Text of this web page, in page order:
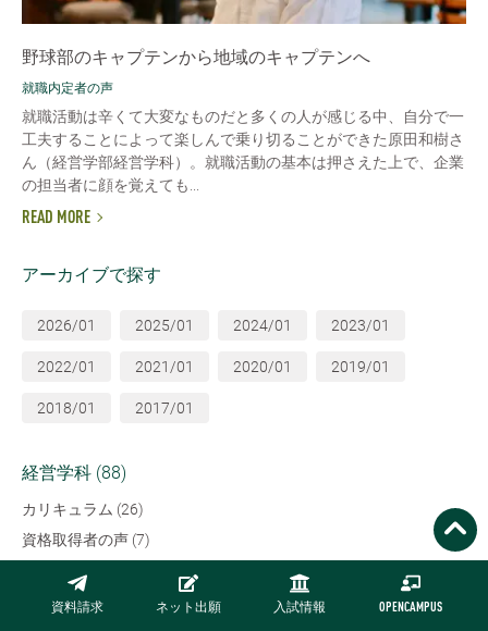
資料請求 ネット出願 入試情報 OPENCAMPUS
野球部のキャプテンから地域のキャプテンへ
就職内定者の声
就職活動は辛くて大変なものだと多くの人が感じる中、自分で一
工夫することによって楽しんで乗り切ることができた原田和樹さ
ん（経営学部経営学科）。就職活動の基本は押さえた上で、企業
の担当者に顔を覚えても...
READ MORE
アーカイブで探す
2026/01 2025/01 2024/01 2023/01
2022/01 2021/01 2020/01 2019/01
2018/01 2017/01
経営学科 (88)
カリキュラム (26)
資格取得者の声 (7)
経営情報学科 (34)